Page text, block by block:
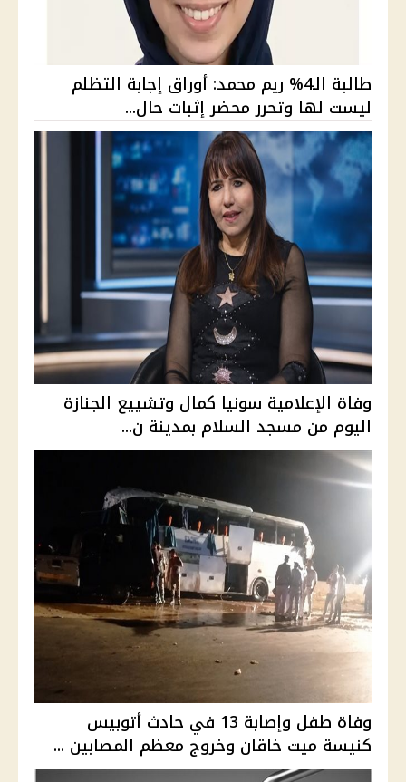
طالبة الـ4% ريم محمد: أوراق إجابة التظلم
ليست لها وتحرر محضر إثبات حال...
وفاة الإعلامية سونيا كمال وتشييع الجنازة
اليوم من مسجد السلام بمدينة ن...
وفاة طفل وإصابة 13 في حادث أتوبيس
كنيسة ميت خاقان وخروج معظم المصابين ...